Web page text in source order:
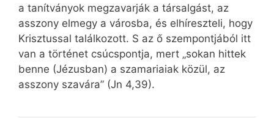
a tanítványok megzavarják a társalgást, az
asszony elmegy a városba, és elhíreszteli, hogy
Krisztussal találkozott. S az ő szempontjából itt
van a történet csúcspontja, mert „sokan hittek
benne (Jézusban) a szamariaiak közül, az
asszony szavára” (Jn 4,39).